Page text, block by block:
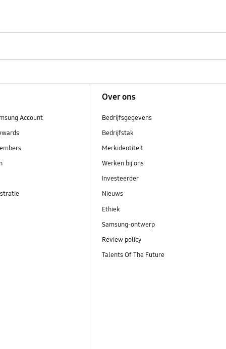
Account
Over ons
Bedrijfsgegevens
Bedrijfstak
Merkidentiteit
Werken bij ons
Investeerder
Nieuws
Ethiek
Samsung-ontwerp
Review policy
Talents Of The Future